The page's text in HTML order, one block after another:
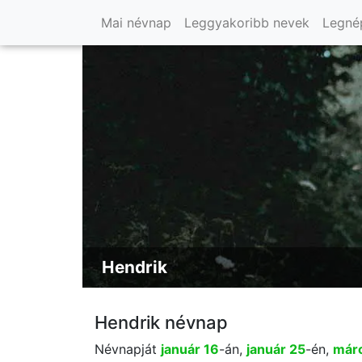
Mai névnap Leggyakoribb nevek
Hendrik
Hendrik névnap
Névnapját január 16-án, január 25-én,